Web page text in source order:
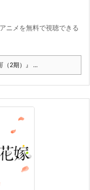
ニメを無料で視聴できる
（2期）』 ...